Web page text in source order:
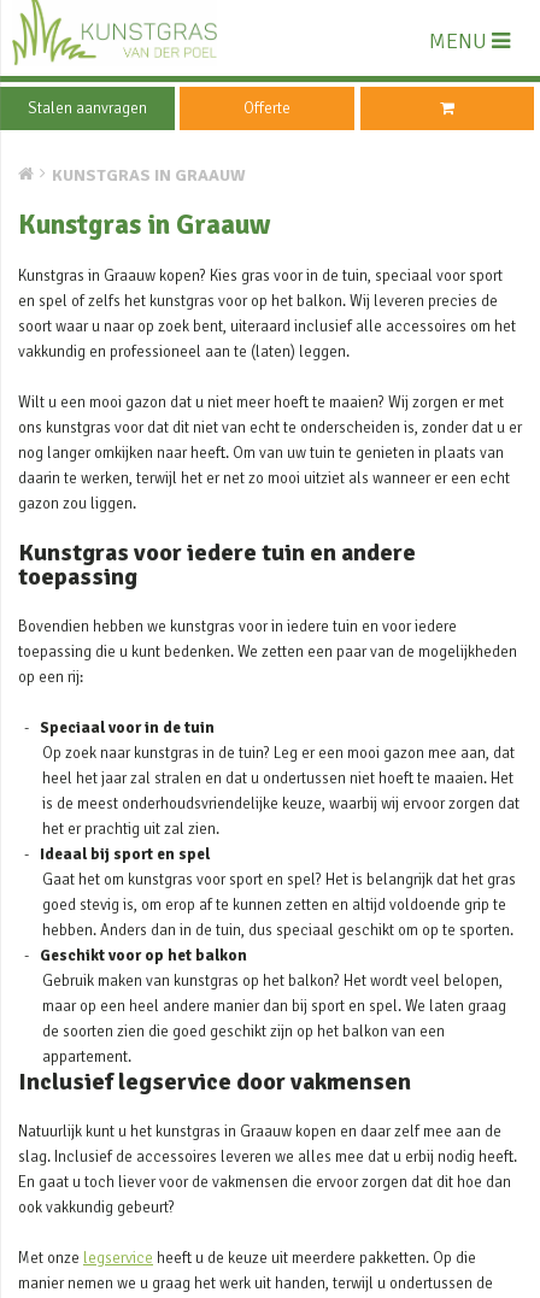
MENU
Stalen aanvragen Offerte
KUNSTGRAS IN GRAAUW
Kunstgras in Graauw
Kunstgras in Graauw kopen? Kies gras voor in de tuin, speciaal voor sport
en spel of zelfs het kunstgras voor op het balkon. Wij leveren precies de
soort waar u naar op zoek bent, uiteraard inclusief alle accessoires om het
vakkundig en professioneel aan te (laten) leggen.
Wilt u een mooi gazon dat u niet meer hoeft te maaien? Wij zorgen er met
ons kunstgras voor dat dit niet van echt te onderscheiden is, zonder dat u er
nog langer omkijken naar heeft. Om van uw tuin te genieten in plaats van
daarin te werken, terwijl het er net zo mooi uitziet als wanneer er een echt
gazon zou liggen.
Kunstgras voor iedere tuin en andere
toepassing
Bovendien hebben we kunstgras voor in iedere tuin en voor iedere
toepassing die u kunt bedenken. We zetten een paar van de mogelijkheden
op een rij:
Speciaal voor in de tuin
Op zoek naar kunstgras in de tuin? Leg er een mooi gazon mee aan, dat
heel het jaar zal stralen en dat u ondertussen niet hoeft te maaien. Het
is de meest onderhoudsvriendelijke keuze, waarbij wij ervoor zorgen dat
het er prachtig uit zal zien.
Ideaal bij sport en spel
Gaat het om kunstgras voor sport en spel? Het is belangrijk dat het gras
goed stevig is, om erop af te kunnen zetten en altijd voldoende grip te
hebben. Anders dan in de tuin, dus speciaal geschikt om op te sporten.
Geschikt voor op het balkon
Gebruik maken van kunstgras op het balkon? Het wordt veel belopen,
maar op een heel andere manier dan bij sport en spel. We laten graag
de soorten zien die goed geschikt zijn op het balkon van een
appartement.
Inclusief legservice door vakmensen
Natuurlijk kunt u het kunstgras in Graauw kopen en daar zelf mee aan de
slag. Inclusief de accessoires leveren we alles mee dat u erbij nodig heeft.
En gaat u toch liever voor de vakmensen die ervoor zorgen dat dit hoe dan
ook vakkundig gebeurt?
Met onze legservice heeft u de keuze uit meerdere pakketten. Op die
manier nemen we u graag het werk uit handen, terwijl u ondertussen de